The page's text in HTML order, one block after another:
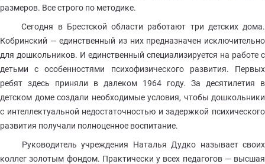
размеров. Все строго по методике.
Сегодня в Брестской области работают три детских дома.
Кобринский — единственный из них предназначен исключительно
для дошкольников. И единственный специализируется на работе с
детьми с особенностями психофизического развития. Первых
ребят здесь приняли в далеком 1964 году. За десятилетия в
детском доме создали необходимые условия, чтобы дошкольники
с интеллектуальной недостаточностью и задержкой психического
развития получали полноценное воспитание.
Руководитель учреждения Наталья Дудко называет своих
коллег золотым фондом. Практически у всех педагогов — высшая